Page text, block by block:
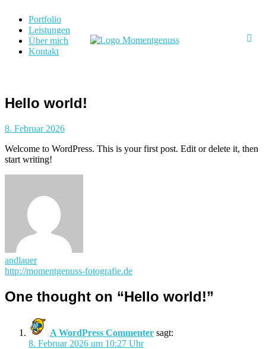
content
fotografie.de
Portfolio
Leistungen
Über mich
Kontakt
Hello world!
8. Februar 2026
Welcome to WordPress. This is your first post. Edit or delete it, then
start writing!
andlauer
http://momentgenuss-fotografie.de
One thought on “Hello world!”
A WordPress Commenter sagt:
8. Februar 2026 um 10:27 Uhr